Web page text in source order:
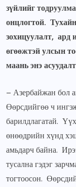
зүйлийг
онцлогтой.
зохицуулалт, ард
өгөөжтэй улсын
маань энэ
– Азербайжан бол
Өөрсдийгөө ч
барилдлагатай.
өнөөдрийн хүнд
амьдарч байна.
тусална гэдэг
тогтоосон.